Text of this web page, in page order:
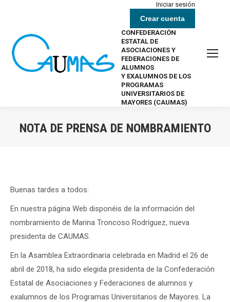
Iniciar sesión
Crear cuenta
CONFEDERACIÓN
ESTATAL DE
ASOCIACIONES Y
FEDERACIONES DE
ALUMNOS
Y EXALUMNOS DE LOS
PROGRAMAS
UNIVERSITARIOS DE
MAYORES (CAUMAS)
NOTA DE PRENSA DE NOMBRAMIENTO
Buenas tardes a todos:
En nuestra página Web disponéis de la información del
nombramiento de Marina Troncoso Rodríguez, nueva
presidenta de CAUMAS.
En la Asamblea Extraordinaria celebrada en Madrid el 26 de
abril de 2018, ha sido elegida presidenta de la Confederación
Estatal de Asociaciones y Federaciones de alumnos y
exalumnos de los Programas Universitarios de Mayores. La